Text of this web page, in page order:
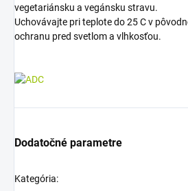
vegetariánsku a vegánsku stravu.
Uchovávajte pri teplote do 25 C v
ochranu pred svetlom a vlhkosťou.
Dodatočné parametre
Kategória: